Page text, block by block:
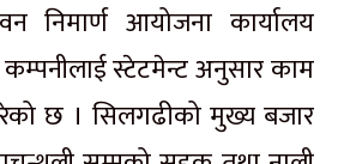
निमार्ण आयोजना कार्यालय
कम्पनीलाई स्टेटमेन्ट अनुसार काम
छ । सिलगढीको मुख्य बजार